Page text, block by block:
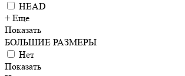
HEAD
+ Еще
Показать
БОЛЬШИЕ РАЗМЕРЫ
Нет
Показать